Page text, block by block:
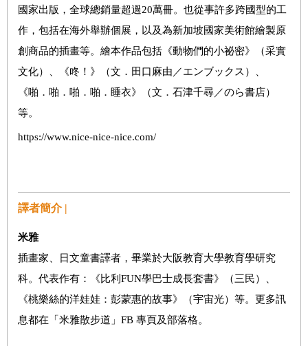
國家出版，全球總銷量超過20萬冊。也從事許多跨國型的工
作，包括在海外舉辦個展，以及為新加坡國家美術館繪製原
創商品的插畫等。繪本作品包括《動物們的小祕密》（采實
文化）、《咚！》（文．田口麻由／エンブックス）、
《啪．啪．啪．啪．睡衣》（文．石津千尋／のら書店）
等。
https://www.nice-nice-nice.com/
譯者簡介 |
米雅
插畫家、日文童書譯者，畢業於大阪教育大學教育學研究
科。代表作有：《比利FUN學巴士成長套書》（三民）、
《桃樂絲的洋娃娃：彭蒙惠的故事》（宇宙光）等。更多訊
息都在「米雅散步道」FB 專頁及部落格。